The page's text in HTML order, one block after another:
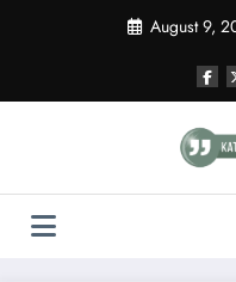
August 9,